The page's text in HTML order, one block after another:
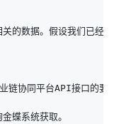
的数据。假设我们已经
链协同平台API接口的要
蝶系统获取。